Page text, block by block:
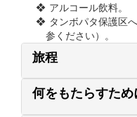
アルコール飲料。
タンボパタ保護区
参ください）。
旅程
何をもたらすため